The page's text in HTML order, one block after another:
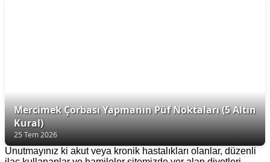
Mercimek Çorbası Yapmanın Püf Noktaları (5 Altın
Kural)
25 Tem 2026
Unutmayınız ki akut veya kronik hastalıkları olanlar, düzenli